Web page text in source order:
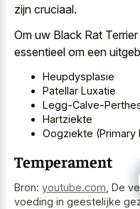
zijn cruciaal.
Om uw Black Rat
essentieel om een
Heupdysplasie
Patellar Luxatie
Legg-Calve-
Hartziekte
Oogziekte (Primary
Temperament
Bron: youtube.com De
voeding in geestelijke